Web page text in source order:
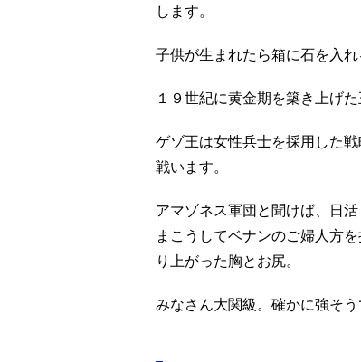
します。
子供が生まれたら箱に石を入
１９世紀に黄金期を築き上げた
ゲゾ王は女性兵士を採用した
戦います。
アマゾネス軍団と聞けば、日
まこうしてベナンのご婦人方
り上がった胸とお尻。
みなさん大関級。確かに強そう